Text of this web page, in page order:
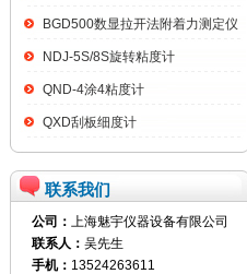
BGD500数显拉开法附着力测定仪
NDJ-5S/8S旋转粘度计
QND-4涂4粘度计
QXD刮板细度计
联系我们
公司： 上海魅宇仪器设备有限公司
联系人： 吴先生
手机： 13524263611